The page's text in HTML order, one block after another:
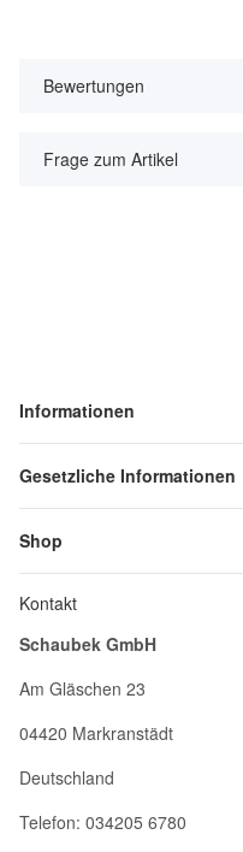
Bewertungen
Frage zum Artikel
Informationen
Gesetzliche Informationen
Shop
Kontakt
Schaubek GmbH
Am Gläschen 23
04420 Markranstädt
Deutschland
Telefon: 034205 6780